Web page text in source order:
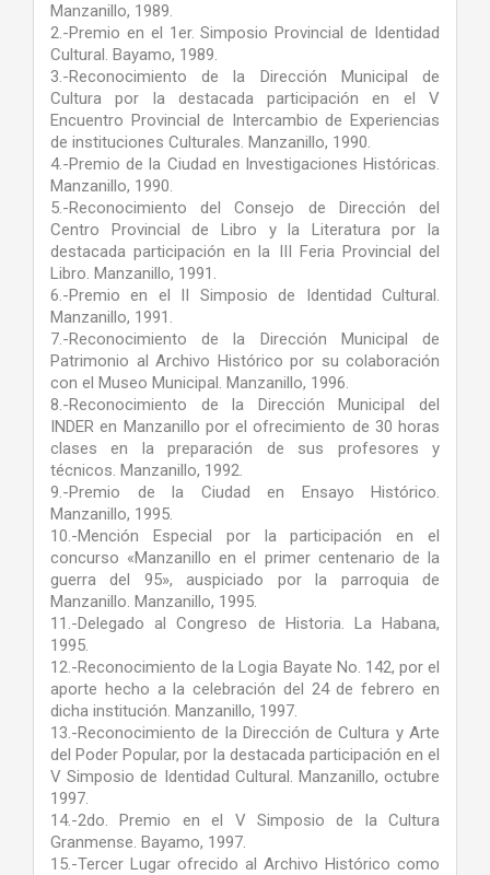
Manzanillo, 1989.
2.-Premio en el 1er. Simposio Provincial de Identidad
Cultural. Bayamo, 1989.
3.-Reconocimiento de la Dirección Municipal de
Cultura por la destacada participación en el V
Encuentro Provincial de Intercambio de Experiencias
de instituciones Culturales. Manzanillo, 1990.
4.-Premio de la Ciudad en Investigaciones Históricas.
Manzanillo, 1990.
5.-Reconocimiento del Consejo de Dirección del
Centro Provincial de Libro y la Literatura por la
destacada participación en la III Feria Provincial del
Libro. Manzanillo, 1991.
6.-Premio en el II Simposio de Identidad Cultural.
Manzanillo, 1991.
7.-Reconocimiento de la Dirección Municipal de
Patrimonio al Archivo Histórico por su colaboración
con el Museo Municipal. Manzanillo, 1996.
8.-Reconocimiento de la Dirección Municipal del
INDER en Manzanillo por el ofrecimiento de 30 horas
clases en la preparación de sus profesores y
técnicos. Manzanillo, 1992.
9.-Premio de la Ciudad en Ensayo Histórico.
Manzanillo, 1995.
10.-Mención Especial por la participación en el
concurso «Manzanillo en el primer centenario de la
guerra del 95», auspiciado por la parroquia de
Manzanillo. Manzanillo, 1995.
11.-Delegado al Congreso de Historia. La Habana,
1995.
12.-Reconocimiento de la Logia Bayate No. 142, por el
aporte hecho a la celebración del 24 de febrero en
dicha institución. Manzanillo, 1997.
13.-Reconocimiento de la Dirección de Cultura y Arte
del Poder Popular, por la destacada participación en el
V Simposio de Identidad Cultural. Manzanillo, octubre
1997.
14.-2do. Premio en el V Simposio de la Cultura
Granmense. Bayamo, 1997.
15.-Tercer Lugar ofrecido al Archivo Histórico como